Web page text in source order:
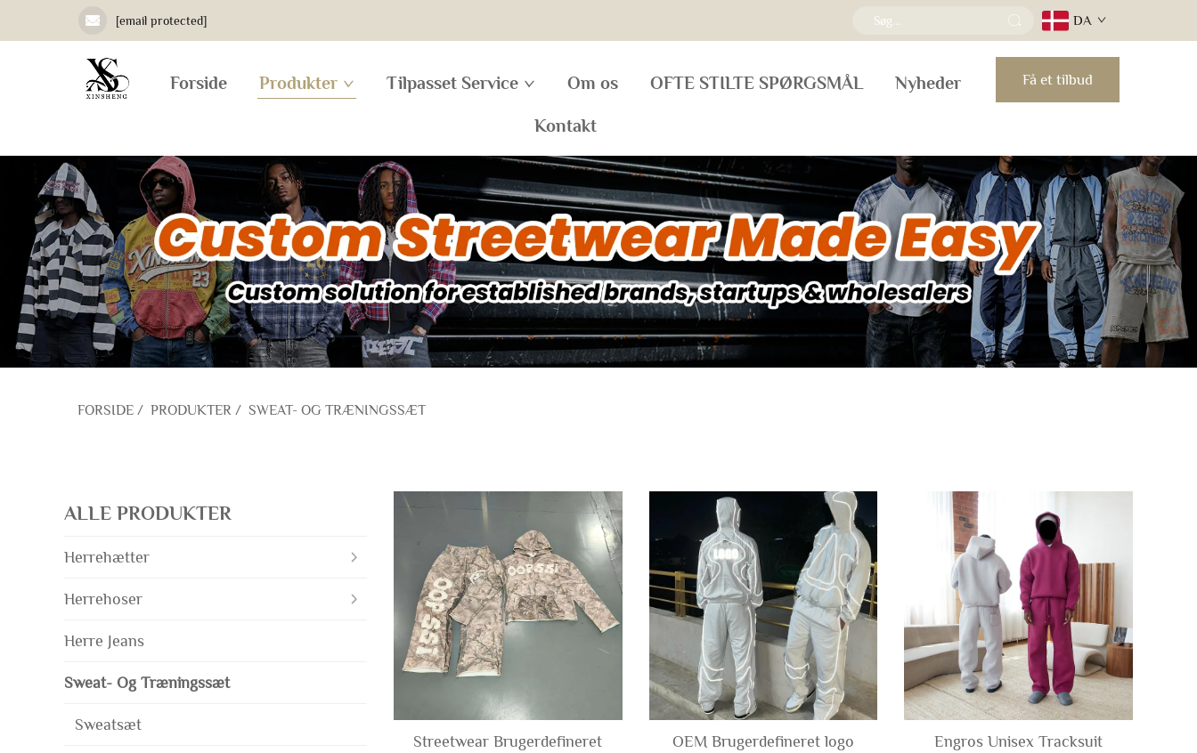
[email protected] DA
Forside Produkter Tilpasset Service Om os OFTE STILTE SPØRGSMÅL Nyheder
Kontakt
Få et tilbud
FORSIDE / PRODUKTER / SWEAT- OG TRÆNINGSSÆT
ALLE PRODUKTER
Herrehætter
Herrehoser
Herre Jeans
Sweat- Og Træningssæt
Sweatsæt
Streetwear Brugerdefineret
OEM Brugerdefineret logo
Engros Unisex Tracksuit